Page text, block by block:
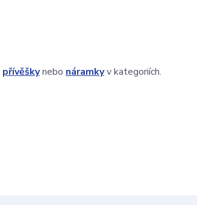
přívěškynebo náramkyv kategoriích.